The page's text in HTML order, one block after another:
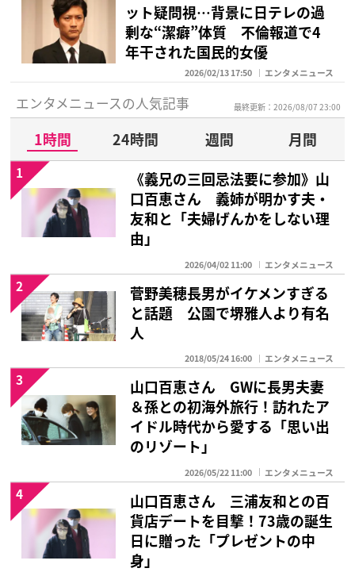
ット疑問視…背景に日テレの過
剰な“潔癖”体質 不倫報道で4
年干された国民的女優
2026/02/13 17:50 エンタメニュース
エンタメニュースの人気記事 最終更新：2026/08/07 23:00
1時間 24時間 週間
月間
《義兄の三回忌法要に参加》山
口百恵さん 義姉が明かす夫・
友和と「夫婦げんかをしない理
由」
2026/04/02 11:00 エンタメニュース
1
菅野美穂長男がイケメンすぎる
と話題 公園で堺雅人より有名
人
2018/05/24 16:00 エンタメニュース
2
山口百恵さん GWに長男夫妻
＆孫との初海外旅行！訪れたア
イドル時代から愛する「思い出
のリゾート」
2026/05/22 11:00 エンタメニュース
3
山口百恵さん 三浦友和との百
貨店デートを目撃！73歳の誕生
日に贈った「プレゼントの中
身」
4